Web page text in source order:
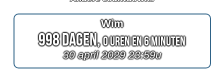
Wim
998 Dagen,0 Uren en 6 Minuten
30 april 2029 23:59u